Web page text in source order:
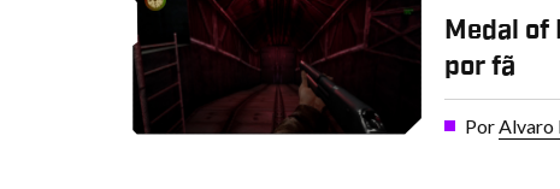
Medal of
por fã
PorAlvaro